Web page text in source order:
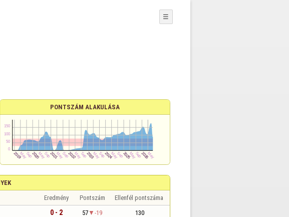
☰
PONTSZÁM ALAKULÁSA
Eredmény Pontszám Ellenfél pontszáma
0 - 2 57 -19 130